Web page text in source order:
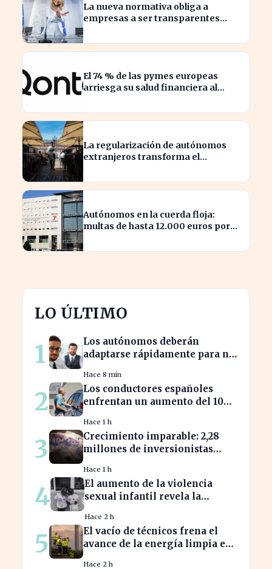
La nueva normativa obliga a
empresas a ser transparentes
en puestos similares
El 74 % de las pymes europeas
arriesga su salud financiera al
La regularización de autónomos
extranjeros transforma el
Autónomos en la cuerda floja:
multas de hasta 12.000 euros por
LO ÚLTIMO
1
Los autónomos deberán
adaptarse rápidamente para no
nóminas
Hace 8 min
2
Los conductores españoles
enfrentan un aumento del 10%
desde marzo
Hace 1 h
3
Crecimiento imparable: 2,28
millones de inversionistas
de $123,7 billones
Hace 1 h
4
El aumento de la violencia
sexual infantil revela la
familiar
Hace 2 h
5
El vacío de técnicos frena el
avance de la energía limpia en
Hace 2 h